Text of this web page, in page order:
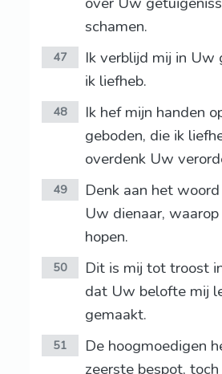
schamen.
47
Ik verblijd mij in Uw
ik liefheb.
48
Ik hef mijn handen
geboden, die ik
overdenk Uw
49
Denk aan het
Uw dienaar,
hopen.
50
Dit is mij tot troost
dat Uw belofte mij
gemaakt.
51
De hoogmoedigen
zeerste bespot,